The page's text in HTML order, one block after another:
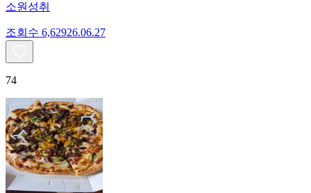
소원성취
조회수 6,62926.06.27
74